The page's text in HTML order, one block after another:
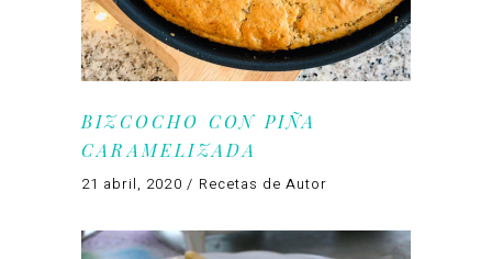
BIZCOCHO CON PIÑA
CARAMELIZADA
21 abril, 2020 Recetas de Autor